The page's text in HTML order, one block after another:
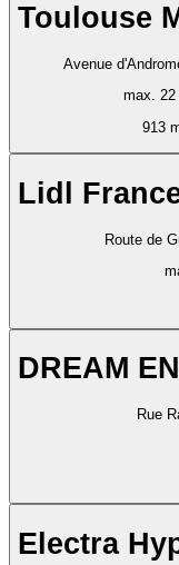
Toulouse
Avenue
max. 22
913
Lidl
Route de
DREAM
Rue
Electra